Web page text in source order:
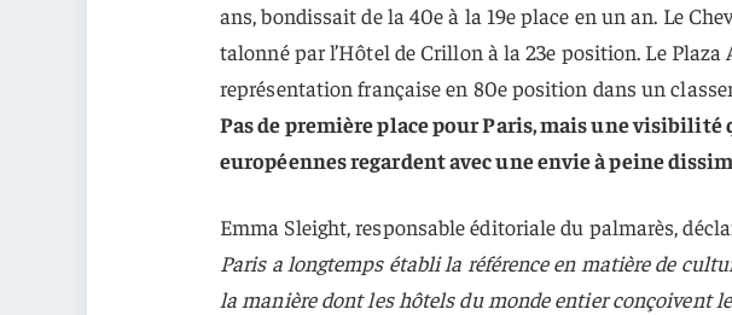
ans, bondissait de la 40e à la 19e place en un an. Le
talonné par l’Hôtel de Crillon à la 23e position. Le
représentation française en 80e position dans un
Pas de première place pour Paris, mais une visibilité
européennes regardent avec une envie à peine
Emma Sleight, responsable éditoriale du palmarès,
Paris a longtemps établi la référence en matière de
la manière dont les hôtels du monde entier conçoivent